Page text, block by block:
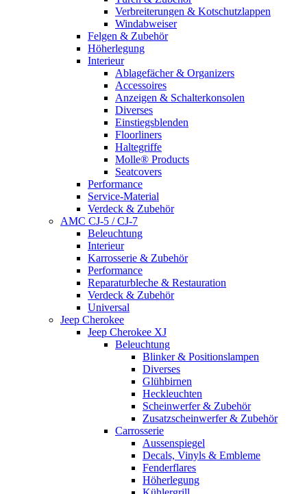
Verbreiterungen & Kotschutzlappen
Windabweiser
Felgen & Zubehör
Höherlegung
Interieur
Ablagefächer & Organizers
Accessoires
Anzeigen & Schalterkonsolen
Diverses
Einstiegsblenden
Floorliners
Haltegriffe
Molle® Products
Seatcovers
Performance
Service-Material
Verdeck & Zubehör
AMC CJ-5 / CJ-7
Beleuchtung
Interieur
Karrosserie & Zubehör
Performance
Reparaturbleche & Restauration
Verdeck & Zubehör
Universal
Jeep Cherokee
Jeep Cherokee XJ
Beleuchtung
Blinker & Positionslampen
Diverses
Glühbirnen
Heckleuchten
Scheinwerfer & Zubehör
Zusatzscheinwerfer & Zubehör
Carrosserie
Aussenspiegel
Decals, Vinyls & Embleme
Fenderflares
Höherlegung